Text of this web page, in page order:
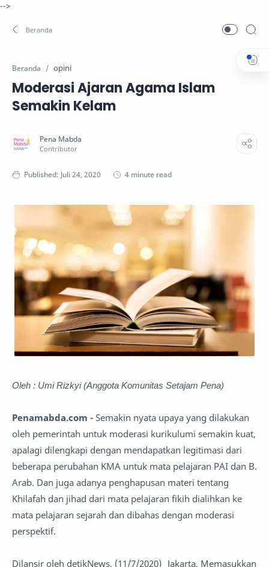
-->
Beranda opini
Moderasi Ajaran Agama Islam
Semakin Kelam
4 minute read
Oleh : Umi Rizkyi (Anggota Komunitas Setajam Pena)
Penamabda.com - Semakin nyata upaya yang dilakukan
oleh pemerintah untuk moderasi kurikulumi semakin kuat,
apalagi dilengkapi dengan mendapatkan legitimasi dari
beberapa perubahan KMA untuk mata pelajaran PAI dan B.
Arab. Dan juga adanya penghapusan materi tentang
Khilafah dan jihad dari mata pelajaran fikih dialihkan ke
mata pelajaran sejarah dan dibahas dengan moderasi
perspektif.
Dilansir oleh detikNews, (11/7/2020)_ Jakarta, Memasukkan